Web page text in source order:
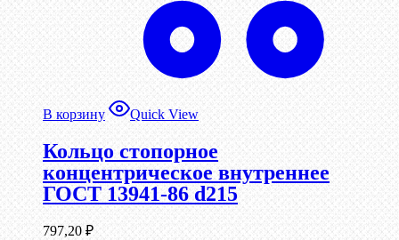
В корзину Quick View
Кольцо стопорное
концентрическое внутреннее
ГОСТ 13941-86 d215
797,20 ₽